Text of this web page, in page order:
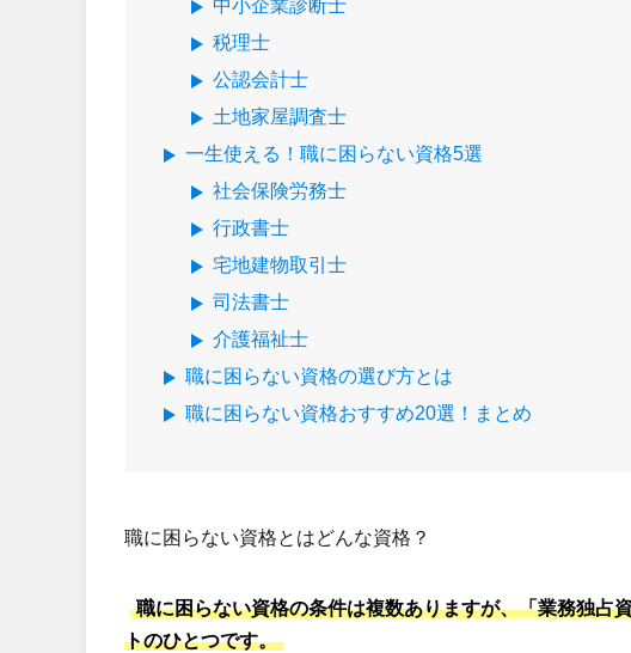
中小企業診断士
税理士
公認会計士
土地家屋調査士
一生使える！職に困らない資格5選
社会保険労務士
行政書士
宅地建物取引士
司法書士
介護福祉士
職に困らない資格の選び方とは
職に困らない資格おすすめ20選！まとめ
職に困らない資格とはどんな資格？
職に困らない資格の条件は複数ありますが、「業務独占
トのひとつです。